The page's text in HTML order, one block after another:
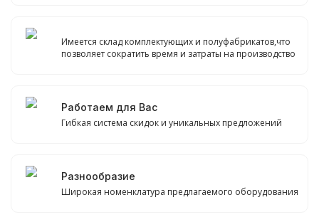
Имеется склад комплектующих и полуфабрикатов,что
позволяет сократить время и затраты на производство
Работаем для Вас
Гибкая система скидок и уникальных предложений
Разнообразие
Широкая номенклатура предлагаемого оборудования